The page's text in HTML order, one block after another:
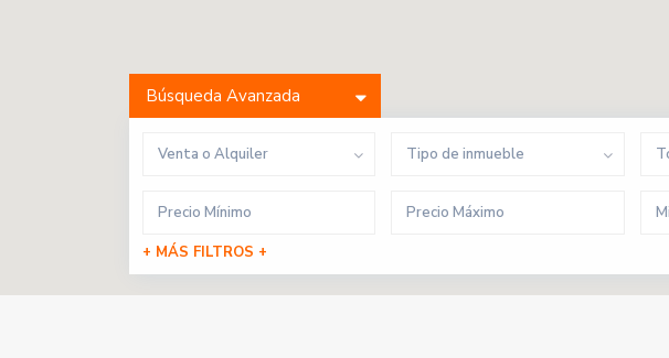
Búsqueda Avanzada
Venta o Alquiler Tipo de inmueble
+ MÁS FILTROS +